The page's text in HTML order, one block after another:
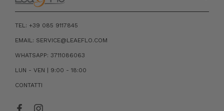
TEL: +39 085 9117845
EMAIL: SERVICE@LEAEFLO.COM
WHATSAPP: 3711086063
LUN - VEN | 9:00 - 18:00
CONTATTI